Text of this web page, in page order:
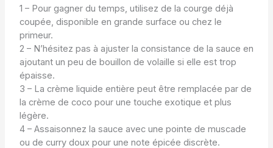
1 – Pour gagner du temps, utilisez de la courge déjà
coupée, disponible en grande surface ou chez le
primeur.
2 – N’hésitez pas à ajuster la consistance de la sauce en
ajoutant un peu de bouillon de volaille si elle est trop
épaisse.
3 – La crème liquide entière peut être remplacée par de
la crème de coco pour une touche exotique et plus
légère.
4 – Assaisonnez la sauce avec une pointe de muscade
ou de curry doux pour une note épicée discrète.